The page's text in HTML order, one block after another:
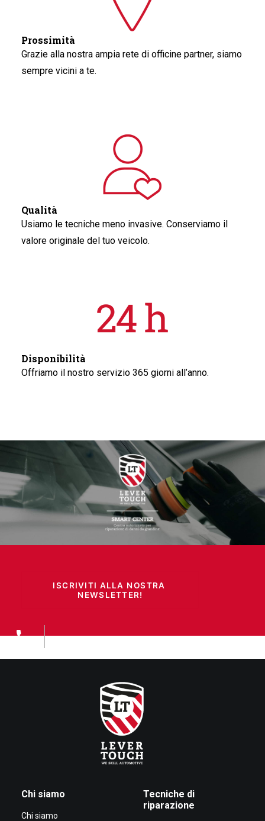
Prossimità
Grazie alla nostra ampia rete di officine partner, siamo
sempre vicini a te.
Qualità
Usiamo le tecniche meno invasive. Conserviamo il
valore originale del tuo veicolo.
Disponibilità
Offriamo il nostro servizio 365 giorni all’anno.
ISCRIVITI ALLA NOSTRA
NEWSLETTER!
Chi siamo
Chi siamo
Tecniche di
riparazione